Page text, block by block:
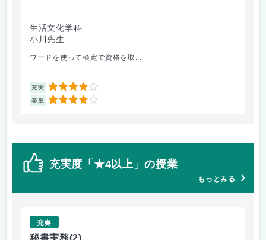
生活文化学科
小川先生
ワードを使って検定で資格を取...
充実 4
楽単 4
充実度「★4以上」の授業
もっとみる
充実